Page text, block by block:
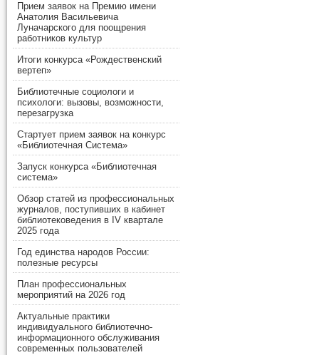
Прием заявок на Премию имени
Анатолия Васильевича
Луначарского для поощрения
работников культур
Итоги конкурса «Рождественский
вертеп»
Библиотечные социологи и
психологи: вызовы, возможности,
перезагрузка
Стартует прием заявок на конкурс
«Библиотечная Система»
Запуск конкурса «Библиотечная
система»
Обзор статей из профессиональных
журналов, поступивших в кабинет
библиотековедения в IV квартале
2025 года
Год единства народов России:
полезные ресурсы
План профессиональных
мероприятий на 2026 год
Актуальные практики
индивидуального библиотечно-
информационного обслуживания
современных пользователей